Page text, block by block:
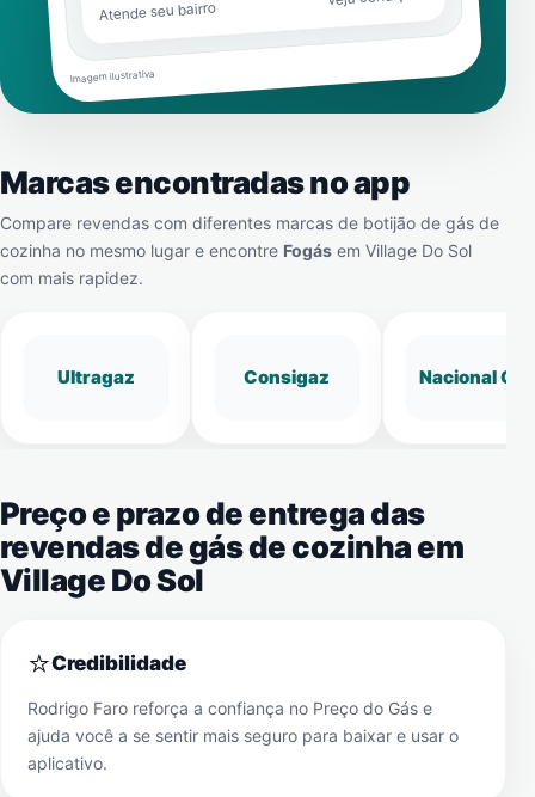
Atende seu bairro
Imagem ilustrativa
Marcas encontradas no app
Compare revendas com diferentes marcas de botijão de gás de
cozinha no mesmo lugar e encontre Fogás em Village Do Sol
com mais rapidez.
Ultragaz Consigaz Nacional Gás
Preço e prazo de entrega das
revendas de gás de cozinha em
Village Do Sol
⭐Credibilidade
Rodrigo Faro reforça a confiança no Preço do Gás e
ajuda você a se sentir mais seguro para baixar e usar o
aplicativo.